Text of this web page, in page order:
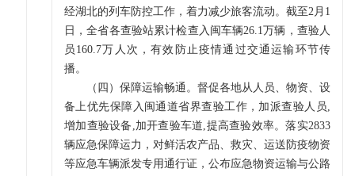
经湖北的列车防控工作，着力减少旅客流动。截至2月1
日，全省各查验站累计检查入闽车辆26.1万辆，查验人
员160.7万人次，有效防止疫情通过交通运输环节传
播。
（四）保障运输畅通。督促各地从人员、物资、设
备上优先保障入闽通道省界查验工作，加派查验人员,
增加查验设备,加开查验车道,提高查验效率。落实2833
辆应急保障运力，对鲜活农产品、救灾、运送防疫物资
等应急车辆派发专用通行证，公布应急物资运输与公路